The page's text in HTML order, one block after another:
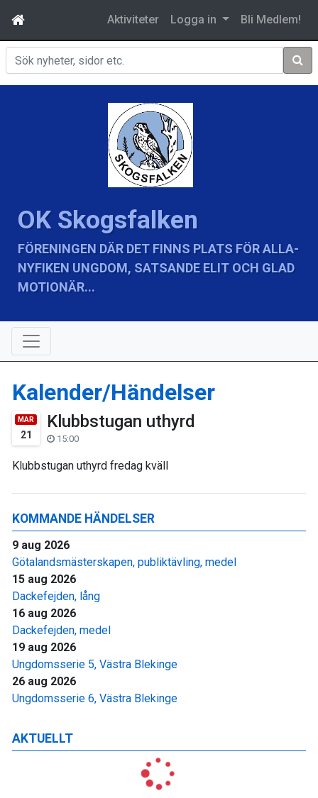
Aktiviteter Logga in Bli Medlem!
Sök
OK Skogsfalken
FÖRENINGEN DÄR DET FINNS PLATS FÖR ALLA-
NYFIKEN UNGDOM, SATSANDE ELIT OCH GLAD
MOTIONÄR...
KOMMANDE HÄNDELSER
9 aug 2026
Götalandsmästerskapen, publiktävling, medel
15 aug 2026
Dackefejden, lång
16 aug 2026
Dackefejden, medel
19 aug 2026
Ungdomsserie 5, Västra Blekinge
26 aug 2026
Ungdomsserie 6, Västra Blekinge
AKTUELLT
Kalender/Händelser
MAR
21
Klubbstugan uthyrd
15:00
Klubbstugan uthyrd fredag kväll